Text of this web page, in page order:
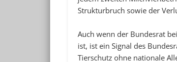
Strukturbruch sowie der
Auch wenn der Bundesrat
ist, ist ein Signal des
Tierschutz ohne nationale